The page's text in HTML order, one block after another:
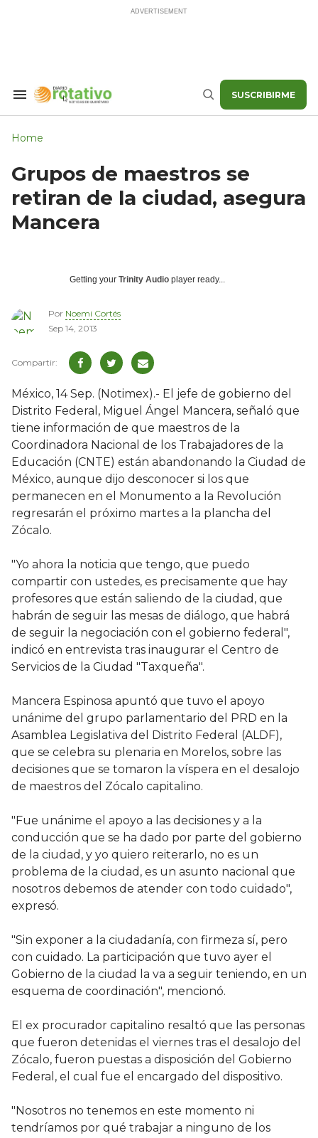
Search
Buscar SUSCRIBIRME
Home
Grupos de maestros se
retiran de la ciudad, asegura
Mancera
Getting your Trinity Audio player ready...
Por Noemi Cortés
Sep 14, 2013
México, 14 Sep. (Notimex).- El jefe de gobierno del
Distrito Federal, Miguel Ángel Mancera, señaló que
tiene información de que maestros de la
Coordinadora Nacional de los Trabajadores de la
Educación (CNTE) están abandonando la Ciudad de
México, aunque dijo desconocer si los que
permanecen en el Monumento a la Revolución
regresarán el próximo martes a la plancha del
Zócalo.
"Yo ahora la noticia que tengo, que puedo
compartir con ustedes, es precisamente que hay
profesores que están saliendo de la ciudad, que
habrán de seguir las mesas de diálogo, que habrá
de seguir la negociación con el gobierno federal",
indicó en entrevista tras inaugurar el Centro de
Servicios de la Ciudad "Taxqueña".
Mancera Espinosa apuntó que tuvo el apoyo
unánime del grupo parlamentario del PRD en la
Asamblea Legislativa del Distrito Federal (ALDF),
que se celebra su plenaria en Morelos, sobre las
decisiones que se tomaron la víspera en el desalojo
de maestros del Zócalo capitalino.
"Fue unánime el apoyo a las decisiones y a la
conducción que se ha dado por parte del gobierno
de la ciudad, y yo quiero reiterarlo, no es un
problema de la ciudad, es un asunto nacional que
nosotros debemos de atender con todo cuidado",
expresó.
"Sin exponer a la ciudadanía, con firmeza sí, pero
con cuidado. La participación que tuvo ayer el
Gobierno de la ciudad la va a seguir teniendo, en un
esquema de coordinación", mencionó.
El ex procurador capitalino resaltó que las personas
que fueron detenidas el viernes tras el desalojo del
Zócalo, fueron puestas a disposición del Gobierno
Federal, el cual fue el encargado del dispositivo.
"Nosotros no tenemos en este momento ni
tendríamos por qué trabajar a ninguno de los